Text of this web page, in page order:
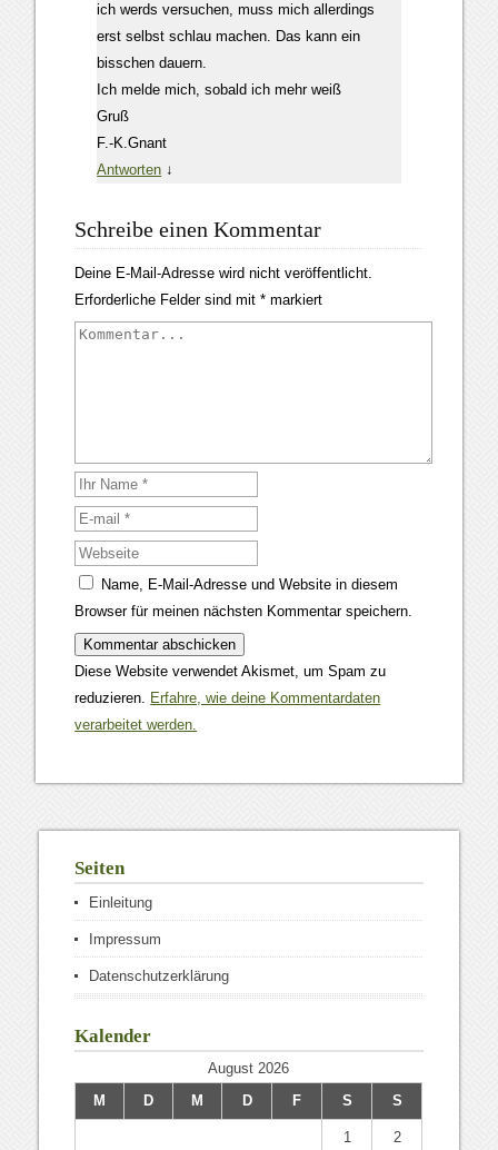
ich werds versuchen, muss mich allerdings
erst selbst schlau machen. Das kann ein
bisschen dauern.
Ich melde mich, sobald ich mehr weiß
Gruß
F.-K.Gnant
Antworten ↓
Schreibe einen Kommentar
Deine E-Mail-Adresse wird nicht veröffentlicht.
Erforderliche Felder sind mit* markiert
Name, E-Mail-Adresse und Website in diesem
Browser für meinen nächsten Kommentar speichern.
Diese Website verwendet Akismet, um Spam zu
reduzieren. Erfahre, wie deine Kommentardaten
verarbeitet werden.
Seiten
Einleitung
Impressum
Datenschutzerklärung
Kalender
August 2026
M
D M D F S S
1 2